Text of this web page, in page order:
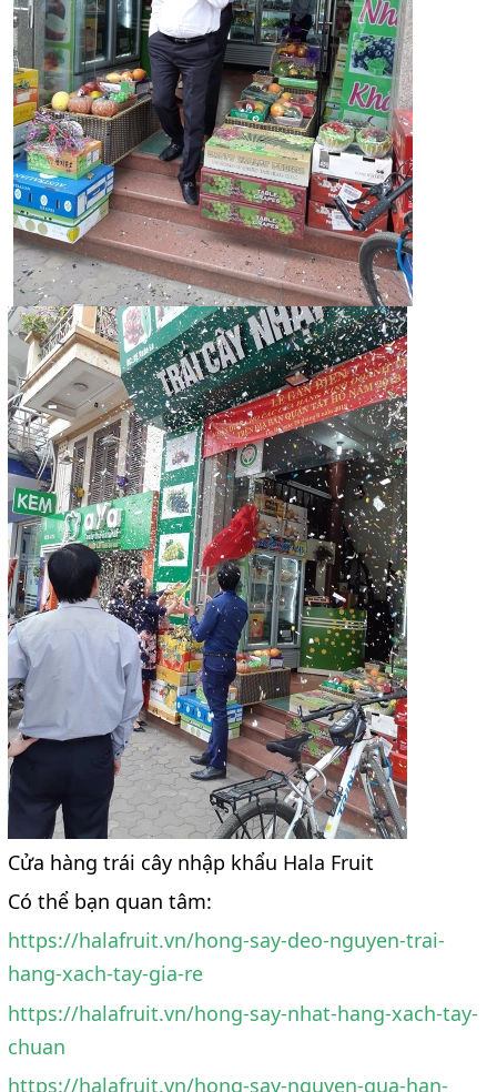
Cửa hàng trái cây nhập khẩu Hala Fruit
Có thể bạn quan tâm:
https://halafruit.vn/hong-say-deo-nguyen-trai-
hang-xach-tay-gia-re
https://halafruit.vn/hong-say-nhat-hang-xach-tay-
chuan
https://halafruit.vn/hong-say-nguyen-qua-han-